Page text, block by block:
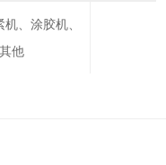
、涂胶机、
他